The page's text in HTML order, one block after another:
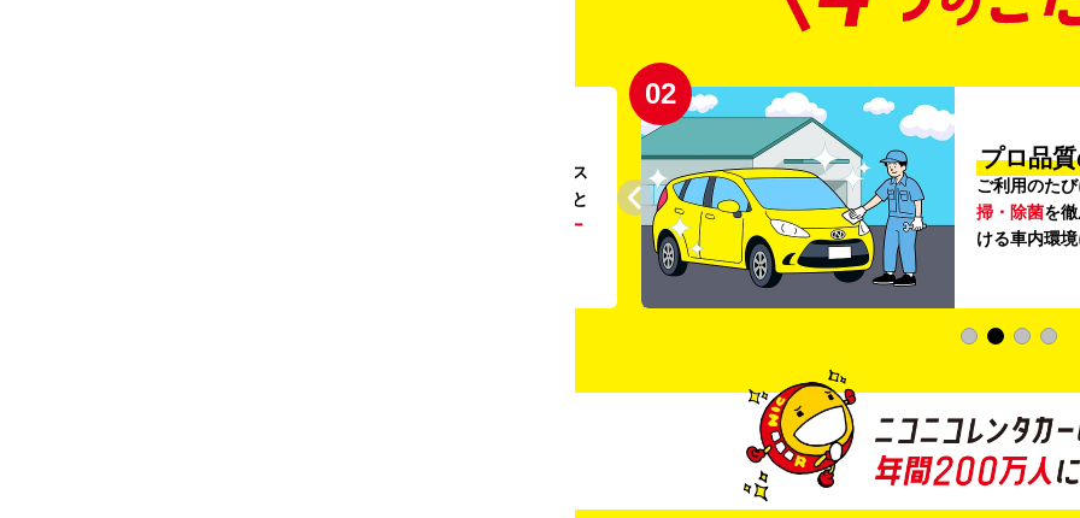
。ガソリンス
タンドや整備工場の既存インフラを活用すること
リー
02
プロ品
ご利用のた
掃・除菌を
ける車内環